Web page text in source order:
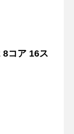
コア 16ス